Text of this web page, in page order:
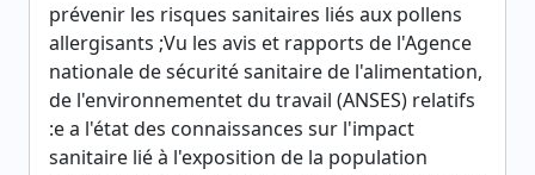
prévenir les risques sanitaires liés aux pollens
allergisants ;Vu les avis et rapports de l'Agence
nationale de sécurité sanitaire de l'alimentation,
de l'environnementet du travail (ANSES) relatifs
:e a l'état des connaissances sur l'impact
sanitaire lié à l'exposition de la population